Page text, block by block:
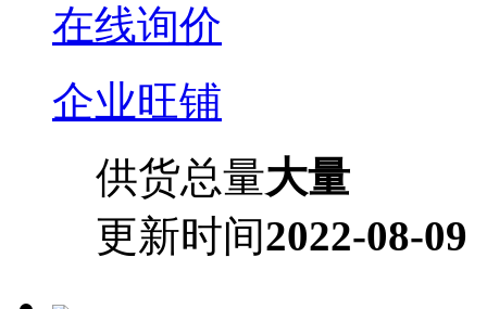
在线询价
企业旺铺
供货总量大量
更新时间2022-08-09